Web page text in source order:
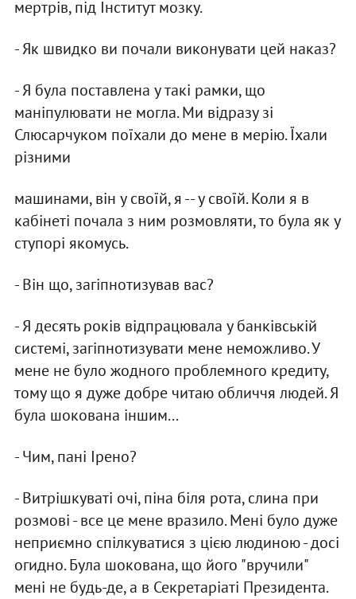
мертрiв, пiд Iнститут мозку.
- Як швидко ви почали виконувати цей наказ?
- Я була поставлена у такi рамки, що
манiпулювати не могла. Ми вiдразу зi
Слюсарчуком поїхали до мене в мерiю. Їхали
рiзними
машинами, вiн у своїй, я -- у своїй. Коли я в
кабiнетi почала з ним розмовляти, то була як у
ступорi якомусь.
- Вiн що, загiпнотизував вас?
- Я десять рокiв вiдпрацювала у банкiвськiй
системi, загiпнотизувати мене неможливо. У
мене не було жодного проблемного кредиту,
тому що я дуже добре читаю обличчя людей. Я
була шокована iншим...
- Чим, панi Iрено?
- Витрiшкуватi очi, пiна бiля рота, слина при
розмовi - все це мене вразило. Менi було дуже
неприємно спiлкуватися з цiєю людиною - досi
огидно. Була шокована, що його "вручили"
менi не будь-де, а в Секретарiатi Президента.